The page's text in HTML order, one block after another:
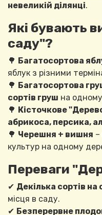
невеликій ділянці.
Які бувають
саду"?
🌳 Багатосортова
яблук з різними
🌳 Багатосортова
сортів груш на
🌳 Кісточкове
абрикоса, персика,
🌳 Черешня + вишня –
культур на одному
Переваги
✔ Декілька сортів на
місця в саду.
✔ Безперервне